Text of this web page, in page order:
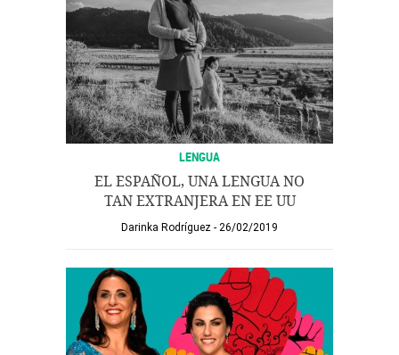
LENGUA
EL ESPAÑOL, UNA LENGUA NO
TAN EXTRANJERA EN EE UU
Darinka Rodríguez 26/02/2019